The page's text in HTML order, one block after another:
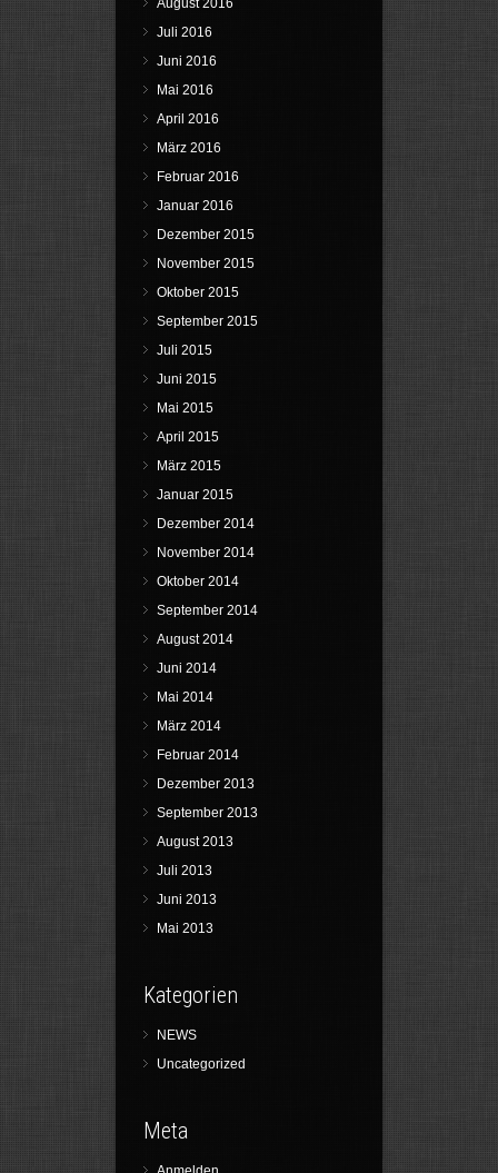
Juli 2016
Juni 2016
Mai 2016
April 2016
März 2016
Februar 2016
Januar 2016
Dezember 2015
November 2015
Oktober 2015
September 2015
Juli 2015
Juni 2015
Mai 2015
April 2015
März 2015
Januar 2015
Dezember 2014
November 2014
Oktober 2014
September 2014
August 2014
Juni 2014
Mai 2014
März 2014
Februar 2014
Dezember 2013
September 2013
August 2013
Juli 2013
Juni 2013
Mai 2013
Kategorien
NEWS
Uncategorized
Meta